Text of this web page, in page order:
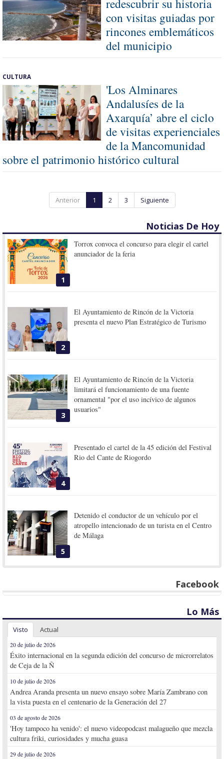
redescubrir su historia
con visitas guiadas por
rincones emblemáticos
del municipio
CULTURA
'Los Alminares
Andalusíes de la
Axarquía’ abre el ciclo
de visitas experienciales
de la Mancomunidad
sobre el patrimonio histórico cultural
Anterior 1 2 3 Siguiente
Noticias De Hoy
1
Torrox convoca el concurso para elegir el cartel
anunciador de la feria
2
El Ayuntamiento de Rincón de la Victoria
presenta el nuevo Plan Estratégico de Turismo
3
El Ayuntamiento de Rincón de la Victoria
limitará el funcionamiento de una fuente
ornamental "por el uso incívico de algunos
usuarios"
4
Presentado el cartel de la 45 edición del Festival
Rio del Cante de Riogordo
5
Detenido el conductor de un vehículo por el
atropello intencionado de un turista en el Centro
de Málaga
Facebook
Lo Más
Visto Actual
20 de julio de 2026
Éxito internacional en la segunda edición del concurso de microrrelatos
de Ceja de la Ñ
10 de julio de 2026
Andrea Aranda presenta un nuevo ensayo sobre María Zambrano con
la vista puesta en el centenario de la Generación del 27
03 de agosto de 2026
'Hoy tampoco ha venido': el nuevo videopodcast malagueño que mezcla
cultura friki, curiosidades y mucha guasa
29 de julio de 2026